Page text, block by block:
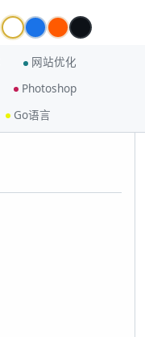
网站优化
Photoshop
Go语言